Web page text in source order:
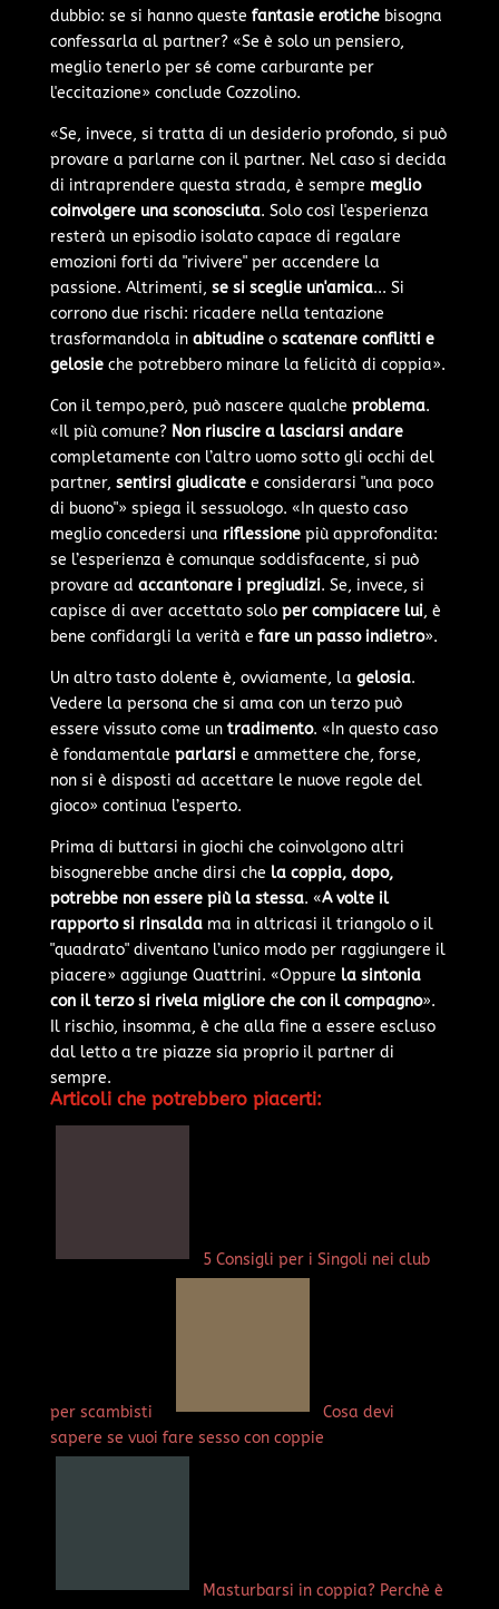
dubbio: se si hanno queste fantasie erotichebisogna
confessarla al partner? «Se è solo un pensiero,
meglio tenerlo per sé come carburante per
l'eccitazione» conclude Cozzolino.
«Se, invece, si tratta di un desiderio profondo, si può
provare a parlarne con il partner. Nel caso si decida
di intraprendere questa strada, è sempre meglio
coinvolgere una sconosciuta. Solo così l'esperienza
resterà un episodio isolato capace di regalare
emozioni forti da "rivivere" per accendere la
passione. Altrimenti, se si sceglie un'amica... Si
corrono due rischi: ricadere nella tentazione
trasformandola in abitudineo scatenare conflitti e
gelosieche potrebbero minare la felicità di coppia».
Con il tempo,però, può nascere qualche problema.
«Il più comune? Non riuscire a lasciarsi andare
completamente con l’altro uomo sotto gli occhi del
partner, sentirsi giudicatee considerarsi "una poco
di buono"» spiega il sessuologo. «In questo caso
meglio concedersi una riflessione più approfondita:
se l’esperienza è comunque soddisfacente, si può
provare ad accantonare i pregiudizi. Se, invece, si
capisce di aver accettato solo per compiacere lui, è
bene confidargli la verità e fare un passo indietro».
Un altro tasto dolente è, ovviamente, la gelosia.
Vedere la persona che si ama con un terzo può
essere vissuto come un tradimento. «In questo caso
è fondamentale parlarsie ammettere che, forse,
non si è disposti ad accettare le nuove regole del
gioco» continua l’esperto.
Prima di buttarsi in giochi che coinvolgono altri
bisognerebbe anche dirsi che la coppia, dopo,
potrebbe non essere più la stessa. «A volte il
rapporto si rinsaldama in altricasi il triangolo o il
"quadrato" diventano l’unico modo per raggiungere il
piacere» aggiunge Quattrini. «Oppure la sintonia
con il terzo si rivela migliore che con il compagno».
Il rischio, insomma, è che alla fine a essere escluso
dal letto a tre piazze sia proprio il partner di
sempre.
Articoli che potrebbero piacerti:
5 Consigli per i Singoli nei club
per scambisti
Cosa devi
sapere se vuoi fare sesso con coppie
Masturbarsi in coppia? Perchè è